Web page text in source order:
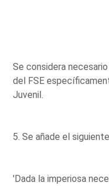
Se considera
del FSE
Juvenil.
5. Se añade el
'Dada la imperiosa